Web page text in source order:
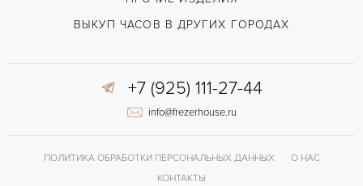
Двойной сложности застежка
КАЛИБР/МЕХАНИЗМ
ВЫКУП ЧАСОВ В ДРУГИХ ГОРОДАХ
+7 (925) 111-27-44
info@frezerhouse.ru
ПОЛИТИКА ОБРАБОТКИ ПЕРСОНАЛЬНЫХ ДАННЫХ
О НАС
КОНТАКТЫ